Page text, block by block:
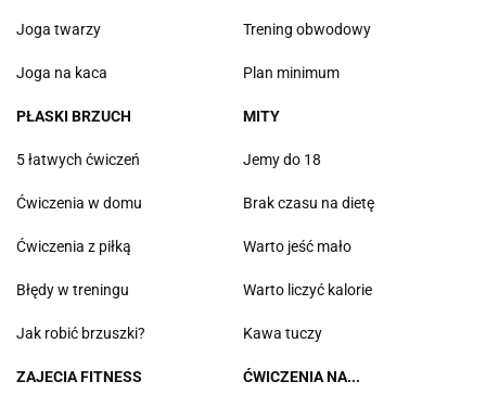
Joga twarzy
Joga na kaca
Trening obwodowy
Plan minimum
PŁASKI BRZUCH
5 łatwych ćwiczeń
Ćwiczenia w domu
Ćwiczenia z piłką
Błędy w treningu
Jak robić brzuszki?
MITY
Jemy do 18
Brak czasu na dietę
Warto jeść mało
Warto liczyć kalorie
Kawa tuczy
ZAJECIA FITNESS ĆWICZENIA NA...